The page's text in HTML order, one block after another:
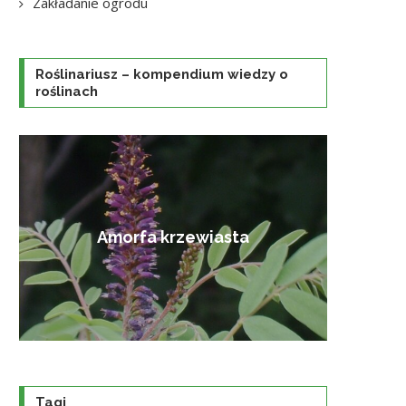
Roślinariusz – kompendium wiedzy o
roślinach
Amorfa krzewiasta
Tagi